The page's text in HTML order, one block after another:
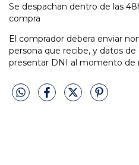
Se despachan dentro de las
compra
El comprador debera enviar
persona que recibe, y datos
presentar DNI al momento de